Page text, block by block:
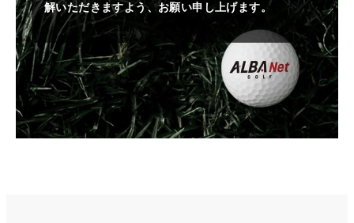
解いただきますよう、お願い申し上げます。